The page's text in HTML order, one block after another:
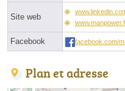
Site web
Facebook facebook.com/
Plan et adresse